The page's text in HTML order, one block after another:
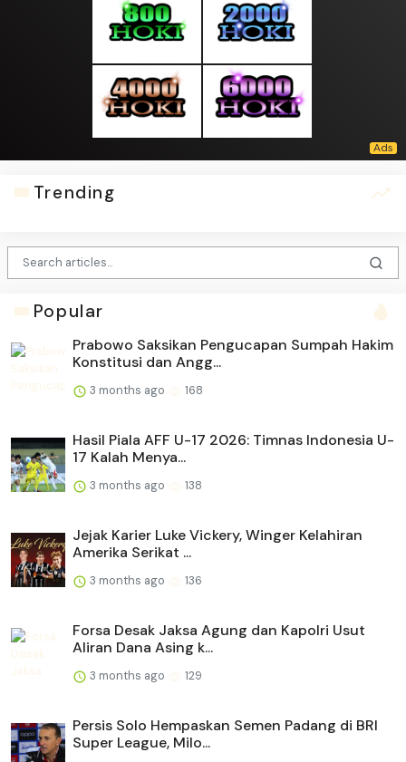
Trending
Popular
Prabowo Saksikan Pengucapan Sumpah Hakim
Konstitusi dan Angg...
3 months ago 168
Hasil Piala AFF U-17 2026: Timnas Indonesia U-
17 Kalah Menya...
3 months ago 138
Jejak Karier Luke Vickery, Winger Kelahiran
Amerika Serikat ...
3 months ago 136
Forsa Desak Jaksa Agung dan Kapolri Usut
Aliran Dana Asing k...
3 months ago 129
Persis Solo Hempaskan Semen Padang di BRI
Super League, Milo...